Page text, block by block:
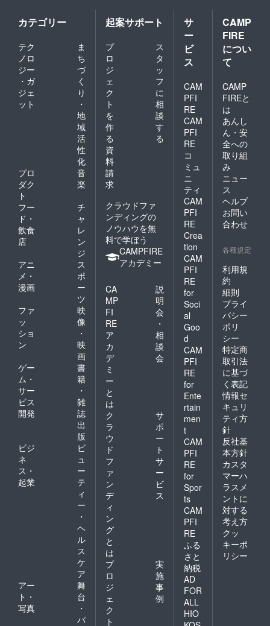
カテゴリー
テク
ノロ
ジー
・ガ
ジェ
ット
ま
ち
づ
く
り
・
地
域
活
性
化
プロ
ダク
ト
音
楽
フー
ド・
飲食
店
チ
ャ
レ
ン
ジ
アニ
メ・
漫画
ス
ポ
ー
ツ
ファ
ッ
ショ
ン
映
像
・
映
画
ゲー
ム・
サー
ビス
開発
書
籍
・
雑
誌
出
版
ビジ
ネ
ス・
起業
ビ
ュ
ー
テ
ィ
ー
・
ヘ
ル
ス
ケ
ア
アー
ト・
写真
舞
台
・
パ
起案サポート
プ
ロ
ジ
ェ
ク
ト
を
作
る
ス
タ
ッ
フ
に
相
談
す
る
資
料
請
求
クラウドファ
ンディングの
ノウハウを無
料で学ぼう
CAMPFIRE
アカデミー
CA
MP
FI
RE
ア
カ
デ
ミ
ー
と
は
説
明
会
・
相
談
会
ク
ラ
ウ
ド
フ
ァ
ン
デ
ィ
ン
グ
と
は
サ
ポ
ー
ト
サ
ー
ビ
ス
プ
ロ
ジ
ェ
ク
ト
実
施
事
例
サ
ー
ビ
ス
CAM
PFI
RE
CAM
PFI
RE
コ
ミュ
ニ
ティ
CAM
PFI
RE
Crea
tion
CAM
PFI
RE
for
Soci
al
Goo
d
CAM
PFI
RE
for
Ente
rtain
men
t
CAM
PFI
RE
for
Spor
ts
CAM
PFI
RE
ふる
さと
納税
AD
FOR
ALL
HIO
CAMP
FIRE
につい
て
CAMP
FIREと
は
あんし
ん・安
全への
取り組
み
ニュー
ス
ヘルプ
お問い
合わせ
各種規定
利用規
約
細則
プライ
バシー
ポリ
シー
特定商
取引法
に基づ
く表記
情報セ
キュリ
ティ方
針
反社基
本方針
カスタ
マーハ
ラスメ
ントに
対する
考え方
クッ
キーポ
リシー